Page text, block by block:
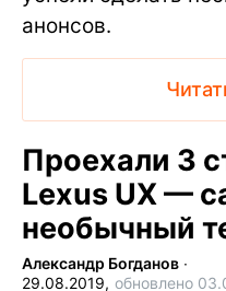
анонсов.
Проехали 3
Lexus UX —
необычный
Александр Богданов ∙
29.08.2019, обновлено